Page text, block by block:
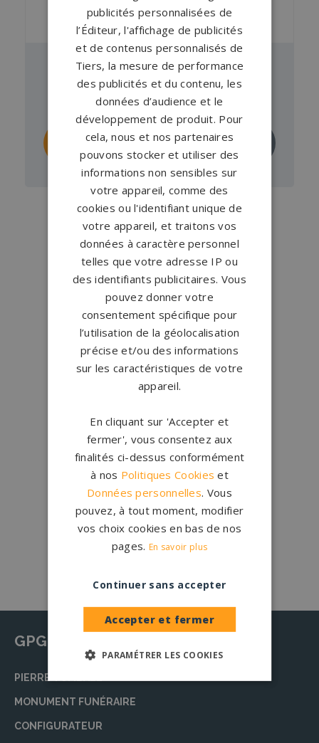
Pierre tombale GPG 963
À partir de1 841 €en Viscont White
Personnaliser
ce monument
Demander un
devis
française
Qui sommes-nous ?
Créationssur-mesure
1.200 partenairesen France
Nos partenaires
Large choix degranits et de
coloris
Nos granits
GPG Granit
PIERRE TOMBALE
MONUMENT FUNÉRAIRE
CONFIGURATEUR
publicités personnalisées de
l’Éditeur, l'affichage de publicités
et de contenus personnalisés de
Tiers, la mesure de performance
des publicités et du contenu, les
données d’audience et le
développement de produit. Pour
cela, nous et nos partenaires
pouvons stocker et utiliser des
informations non sensibles sur
votre appareil, comme des
cookies ou l'identifiant unique de
votre appareil, et traitons vos
données à caractère personnel
telles que votre adresse IP ou
des identifiants publicitaires. Vous
pouvez donner votre
consentement spécifique pour
l’utilisation de la géolocalisation
précise et/ou des informations
sur les caractéristiques de votre
appareil.
En cliquant sur 'Accepter et
fermer', vous consentez aux
finalités ci-dessus conformément
à nos Politiques Cookies et
Données personnelles. Vous
pouvez, à tout moment, modifier
vos choix cookies en bas de nos
pages. En savoir plus
Accepter et fermer
Continuer sans accepter
PARAMÉTRER LES COOKIES